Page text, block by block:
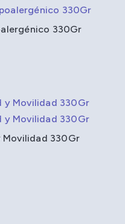
330Gr
Movilidad 330Gr